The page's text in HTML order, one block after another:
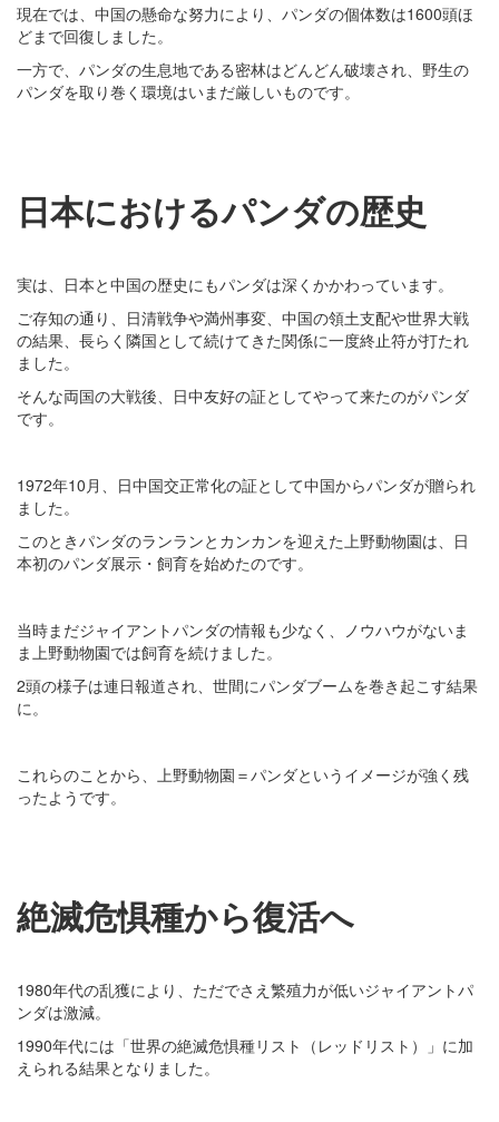
現在では、中国の懸命な努力により、パンダの個体数は1600頭ほ
どまで回復しました。
一方で、パンダの生息地である密林はどんどん破壊され、野生の
パンダを取り巻く環境はいまだ厳しいものです。
日本におけるパンダの歴史
実は、日本と中国の歴史にもパンダは深くかかわっています。
ご存知の通り、日清戦争や満州事変、中国の領土支配や世界大戦
の結果、長らく隣国として続けてきた関係に一度終止符が打たれ
ました。
そんな両国の大戦後、日中友好の証としてやって来たのがパンダ
です。
1972年10月、日中国交正常化の証として中国からパンダが贈られ
ました。
このときパンダのランランとカンカンを迎えた上野動物園は、日
本初のパンダ展示・飼育を始めたのです。
当時まだジャイアントパンダの情報も少なく、ノウハウがないま
ま上野動物園では飼育を続けました。
2頭の様子は連日報道され、世間にパンダブームを巻き起こす結果
に。
これらのことから、上野動物園＝パンダというイメージが強く残
ったようです。
絶滅危惧種から復活へ
1980年代の乱獲により、ただでさえ繁殖力が低いジャイアントパ
ンダは激減。
1990年代には「世界の絶滅危惧種リスト（レッドリスト）」に加
えられる結果となりました。